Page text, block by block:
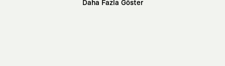
Daha Fazla Göster